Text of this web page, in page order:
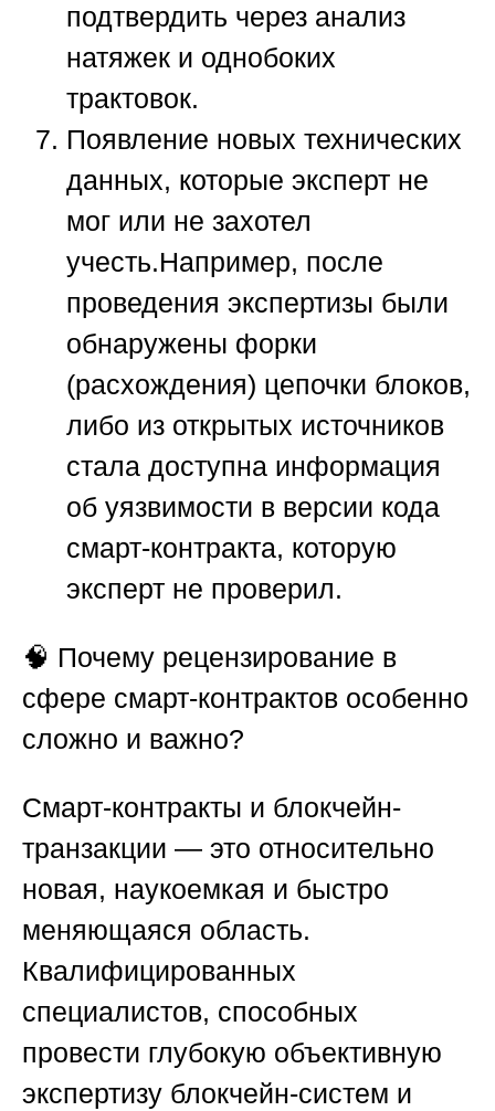
подтвердить через анализ
натяжек и однобоких
трактовок.
Появление новых технических
данных, которые эксперт не
мог или не захотел
учесть.Например, после
проведения экспертизы были
обнаружены форки
(расхождения) цепочки блоков,
либо из открытых источников
стала доступна информация
об уязвимости в версии кода
смарт-контракта, которую
эксперт не проверил.
🧠 Почему рецензирование в
сфере смарт-контрактов особенно
сложно и важно?
Смарт-контракты и блокчейн-
транзакции — это относительно
новая, наукоемкая и быстро
меняющаяся область.
Квалифицированных
специалистов, способных
провести глубокую объективную
экспертизу блокчейн-систем и